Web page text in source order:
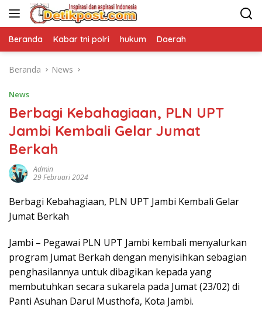
Langsung
Beranda Kabar tni polri hukum Daerah
Beranda News
News
Berbagi Kebahagiaan, PLN UPT
Jambi Kembali Gelar Jumat
Berkah
Admin
29 Februari 2024
Berbagi Kebahagiaan, PLN UPT Jambi Kembali Gelar
Jumat Berkah
Jambi – Pegawai PLN UPT Jambi kembali menyalurkan
program Jumat Berkah dengan menyisihkan sebagian
penghasilannya untuk dibagikan kepada yang
membutuhkan secara sukarela pada Jumat (23/02) di
Panti Asuhan Darul Musthofa, Kota Jambi.